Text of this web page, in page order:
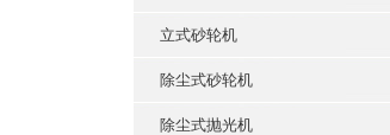
立式砂轮机
除尘式砂轮机
除尘式抛光机